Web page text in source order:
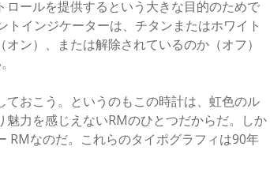
ールを提供するという大きな目的のためで
インジケーターは、チタンまたはホワイト
ン）、または解除されているのか（オフ）
おこう。というのもこの時計は、虹色のル
力を感じえないRMのひとつだからだ。しか
RMなのだ。これらのタイポグラフィは90年